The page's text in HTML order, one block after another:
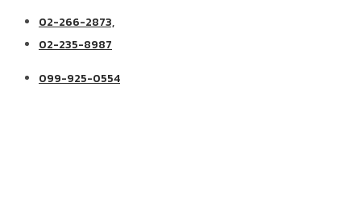
02-266-2873,
02-235-8987
099-925-0554